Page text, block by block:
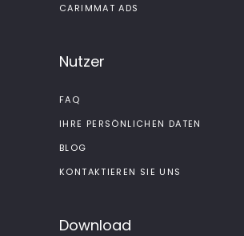
CARIMMAT ADS
Nutzer
FAQ
IHRE PERSÖNLICHEN DATEN
BLOG
KONTAKTIEREN SIE UNS
Download